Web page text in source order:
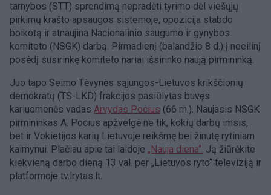
tarnybos (STT) sprendimą nepradėti tyrimo dėl viešųjų
pirkimų krašto apsaugos sistemoje, opozicija stabdo
boikotą ir atnaujina Nacionalinio saugumo ir gynybos
komiteto (NSGK) darbą. Pirmadienį (balandžio 8 d.) į neeilinį
posėdį susirinkę komiteto nariai išsirinko naują pirmininką.
Juo tapo Seimo Tėvynės sąjungos-Lietuvos krikščionių
demokratų (TS-LKD) frakcijos pasiūlytas buvęs
kariuomenės vadas Arvydas Pocius (66 m.). Naujasis NSGK
pirmininkas A. Pocius apžvelgė ne tik, kokių darbų imsis,
bet ir Vokietijos karių Lietuvoje reikšmę bei žinutę rytiniam
kaimynui. Plačiau apie tai laidoje „Nauja diena“. Ją žiūrėkite
kiekvieną darbo dieną 13 val. per „Lietuvos ryto“ televiziją ir
platformoje tv.lrytas.lt.